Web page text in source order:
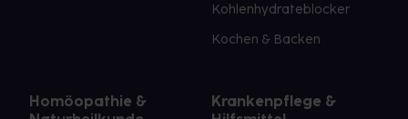
Kohlenhydrateblocker
Kochen & Backen
Homöopathie &
Krankenpflege &